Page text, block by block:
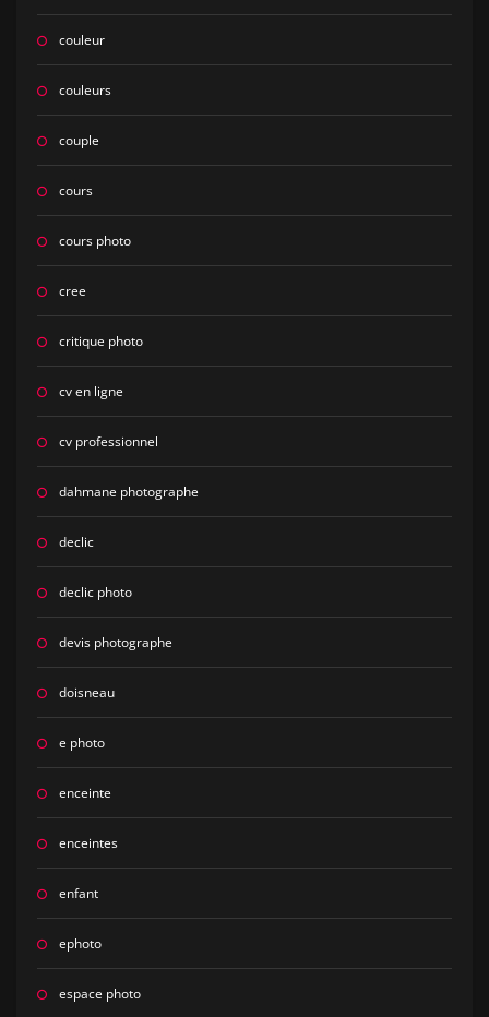
couleur
couleurs
couple
cours
cours photo
cree
critique photo
cv en ligne
cv professionnel
dahmane photographe
declic
declic photo
devis photographe
doisneau
e photo
enceinte
enceintes
enfant
ephoto
espace photo